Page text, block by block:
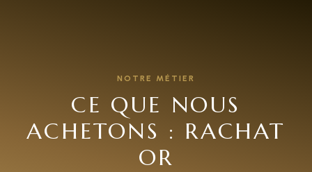
NOTRE MÉTIER
CE QUE NOUS
ACHETONS : RACHAT
OR